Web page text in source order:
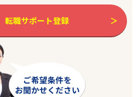
職サポート登録